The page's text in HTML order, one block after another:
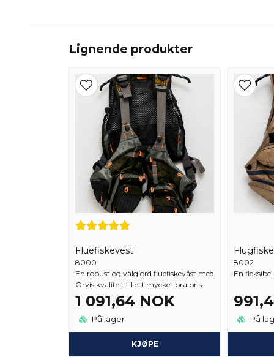
Lignende produkter
Fluefiskevest
8000
En robust og välgjord fluefiskeväst med
Orvis kvalitet till ett mycket bra pris.
1 091,64 NOK
På lager
KJØPE
8002
En
På